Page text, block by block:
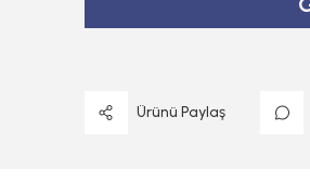
Ürünü Paylaş